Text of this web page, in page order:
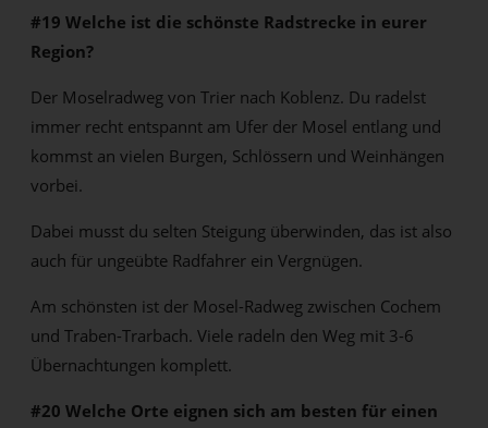
#19 Welche ist die schönste Radstrecke in eurer
Region?
Der Moselradweg von Trier nach Koblenz. Du radelst
immer recht entspannt am Ufer der Mosel entlang und
kommst an vielen Burgen, Schlössern und Weinhängen
vorbei.
Dabei musst du selten Steigung überwinden, das ist also
auch für ungeübte Radfahrer ein Vergnügen.
Am schönsten ist der Mosel-Radweg zwischen Cochem
und Traben-Trarbach. Viele radeln den Weg mit 3-6
Übernachtungen komplett.
#20 Welche Orte eignen sich am besten für einen